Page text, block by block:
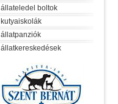
állateledel boltok
kutyaiskolák
állatpanziók
állatkereskedések